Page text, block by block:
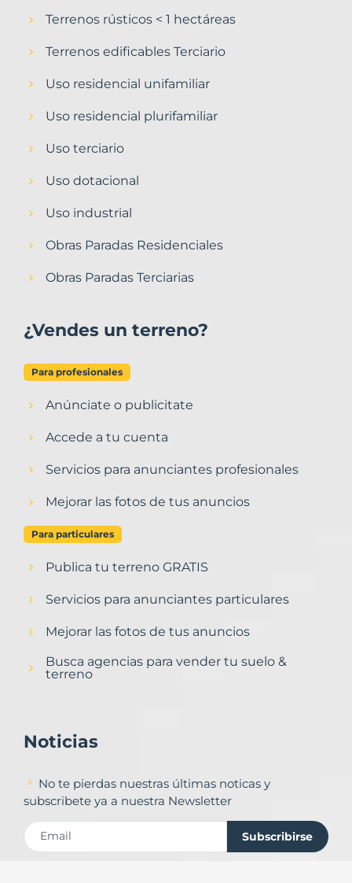
Terrenos rústicos < 1 hectáreas
Terrenos edificables Terciario
Uso residencial unifamiliar
Uso residencial plurifamiliar
Uso terciario
Uso dotacional
Uso industrial
Obras Paradas Residenciales
Obras Paradas Terciarias
¿Vendes un terreno?
Para profesionales
Anúnciate o publicitate
Accede a tu cuenta
Servicios para anunciantes profesionales
Mejorar las fotos de tus anuncios
Para particulares
Publica tu terreno GRATIS
Servicios para anunciantes particulares
Mejorar las fotos de tus anuncios
Busca agencias para vender tu suelo &
terreno
Noticias
No te pierdas nuestras últimas noticas y
subscribete ya a nuestra Newsletter
Subscribirse